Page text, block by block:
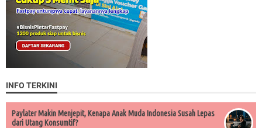
INFO TERKINI
Paylater Makin Menjepit, Kenapa Anak Muda Indonesia Susah Lepas
dari Utang Konsumtif?